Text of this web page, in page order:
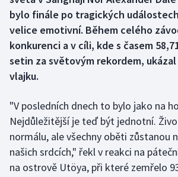
Curling
Dostihy
Florbal
Futsal
Golf
Gymnastika
bylo finále po tragických
velice emotivní. Během celého
konkurenci a v cíli, kde s časem
setin za světovým rekordem,
vlajku.
"V posledních dnech to bylo jako na
Nejdůležitější je teď být jednotní.
normálu, ale všechny oběti zůstanou
našich srdcích," řekl v reakci na
na ostrově Utöya, při které zemřelo